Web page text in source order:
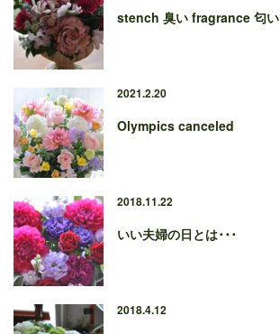
stench 臭い fragrance 匂い
2021.2.20
Olympics canceled
2018.11.22
いい夫婦の日とは･･･
2018.4.12